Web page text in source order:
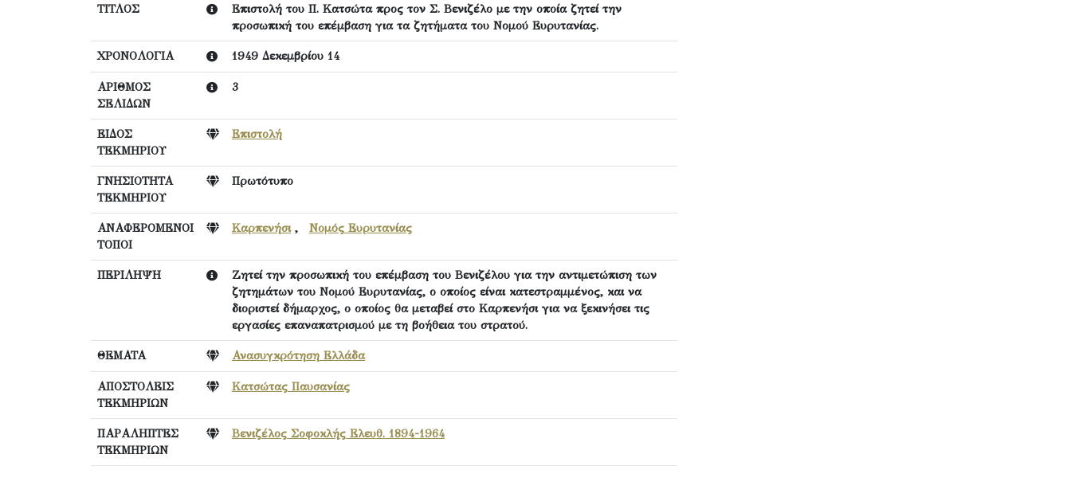
ΤΙΤΛΟΣ
Επιστολή του Π. Κατσώτα προς τον Σ. Βενιζέλο με την οποία ζητεί την
προσωπική του επέμβαση για τα ζητήματα του Νομού Ευρυτανίας.
ΧΡΟΝΟΛΟΓΙΑ 1949 Δεκεμβρίου 14
ΑΡΙΘΜΟΣ
ΣΕΛΙΔΩΝ
3
ΕΙΔΟΣ
ΤΕΚΜΗΡΙΟΥ
Επιστολή
ΓΝΗΣΙΟΤΗΤΑ
ΤΕΚΜΗΡΙΟΥ
Πρωτότυπο
ΑΝΑΦΕΡΟΜΕΝΟΙ
ΤΟΠΟΙ
Καρπενήσι, Νομός Ευρυτανίας
ΠΕΡΙΛΗΨΗ
Ζητεί την προσωπική του επέμβαση του Βενιζέλου για την αντιμετώπιση των
ζητημάτων του Νομού Ευρυτανίας, ο οποίος είναι κατεστραμμένος, και να
διοριστεί δήμαρχος, ο οποίος θα μεταβεί στο Καρπενήσι για να ξεκινήσει τις
εργασίες επαναπατρισμού με τη βοήθεια του στρατού.
ΘΕΜΑΤΑ Ανασυγκρότηση Ελλάδα
ΑΠΟΣΤΟΛΕΙΣ
ΤΕΚΜΗΡΙΩΝ
Κατσώτας Παυσανίας
ΠΑΡΑΛΗΠΤΕΣ
ΤΕΚΜΗΡΙΩΝ
Βενιζέλος Σοφοκλής Ελευθ. 1894-1964